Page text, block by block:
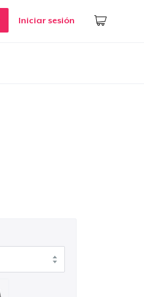
Iniciar sesión